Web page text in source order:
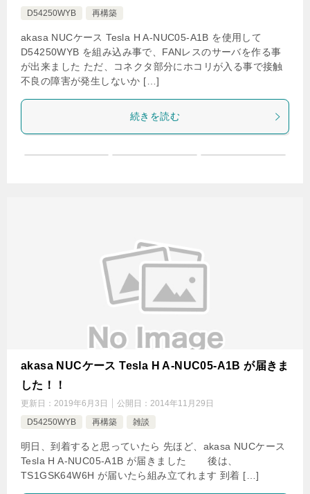
D54250WYB
再構築
akasa NUCケース Tesla H A-NUC05-A1B を使用して
D54250WYB を組み込み事で、FANレスのサーバを作る事
が出来ました ただ、コネクタ部分にホコリが入る事で接触
不良の障害が発生しないか […]
続きを読む
akasa NUCケース Tesla H A-NUC05-A1B が届きま
した！！
更新日： 2019年6月3日 公開日： 2014年11月29日
D54250WYB
再構築 雑談
明日、到着すると思っていたら 先ほど、akasa NUCケース
Tesla H A-NUC05-A1B が届きました 後は、
TS1GSK64W6H が届いたら組み立てれます 到着 […]